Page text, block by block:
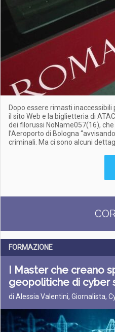
Dopo essere rimasti
il sito Web e la biglietteria di
dei filorussi NoName057(16),
l’Aeroporto di Bologna
criminali. Ma ci sono alcuni
FORMAZIONE
I Master che creano
geopolitiche di cyber
di Alessia Valentini, Giornalista,